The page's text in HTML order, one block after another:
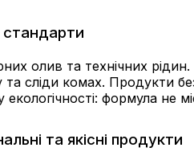
стандарти
олив та технічних
та сліди комах. Продукти
формула не
та якісні продукти